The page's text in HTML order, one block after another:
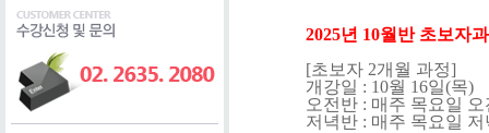
2025년 10월반 초보자
[초보자 2개월 과정]
개강일 : 10월 16일(목)
오전반 : 매주 목요일
저녁반 : 매주 목요일